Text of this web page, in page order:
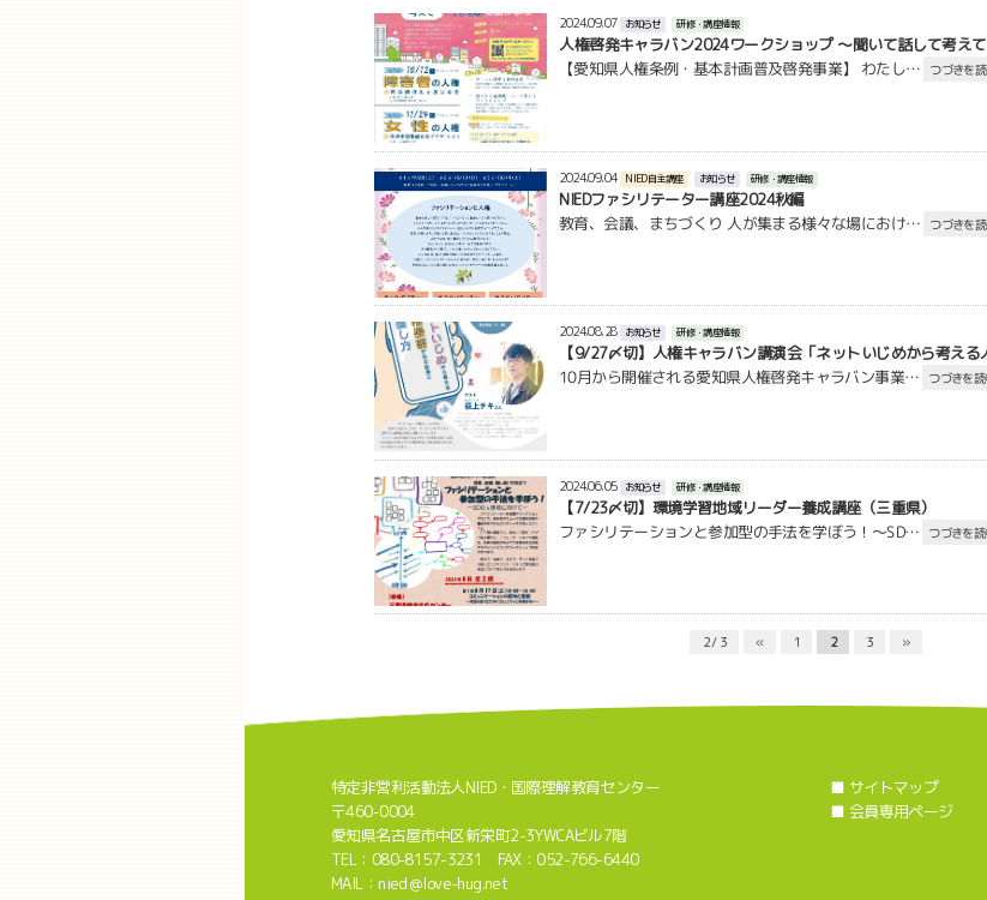
2024.09.07 お知らせ 研修・講座情報
人権啓発キャラバン2024ワークショップ ～聞いて話して考え
【愛知県人権条例・基本計画普及啓発事業】 わたし… つづきを
2024.09.04 NIED自主講座 お知らせ 研修・講座情報
NIEDファシリテーター講座2024秋編
教育、会議、まちづくり 人が集まる様々な場におけ… つづきを
2024.08.28 お知らせ 研修・講座情報
【9/27〆切】人権キャラバン講演会「ネットいじめから考える
10月から開催される愛知県人権啓発キャラバン事業… つづきを
2024.06.05 お知らせ 研修・講座情報
【7/23〆切】環境学習地域リーダー養成講座（三重県）
ファシリテーションと参加型の手法を学ぼう！～SD… つづきを
2 / 3 « 1 2 3 »
特定非営利活動法人NIED・国際理解教育センター
〒460-0004
愛知県名古屋市中区新栄町2-3YWCAビル7階
TEL：080-8157-3231 FAX：052-766-6440
MAIL：nied＠love-hug.net
■ サイトマップ
■ 会員専用ページ